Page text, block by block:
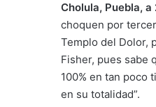
Cholula, Puebla, a
choquen por
Templo del Dolor,
Fisher, pues sabe
100% en tan poco
en su totalidad”.